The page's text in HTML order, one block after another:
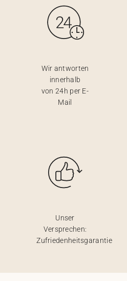
Wir antworten
innerhalb
von 24h per E-
Mail
Unser
Versprechen:
Zufriedenheitsgarantie